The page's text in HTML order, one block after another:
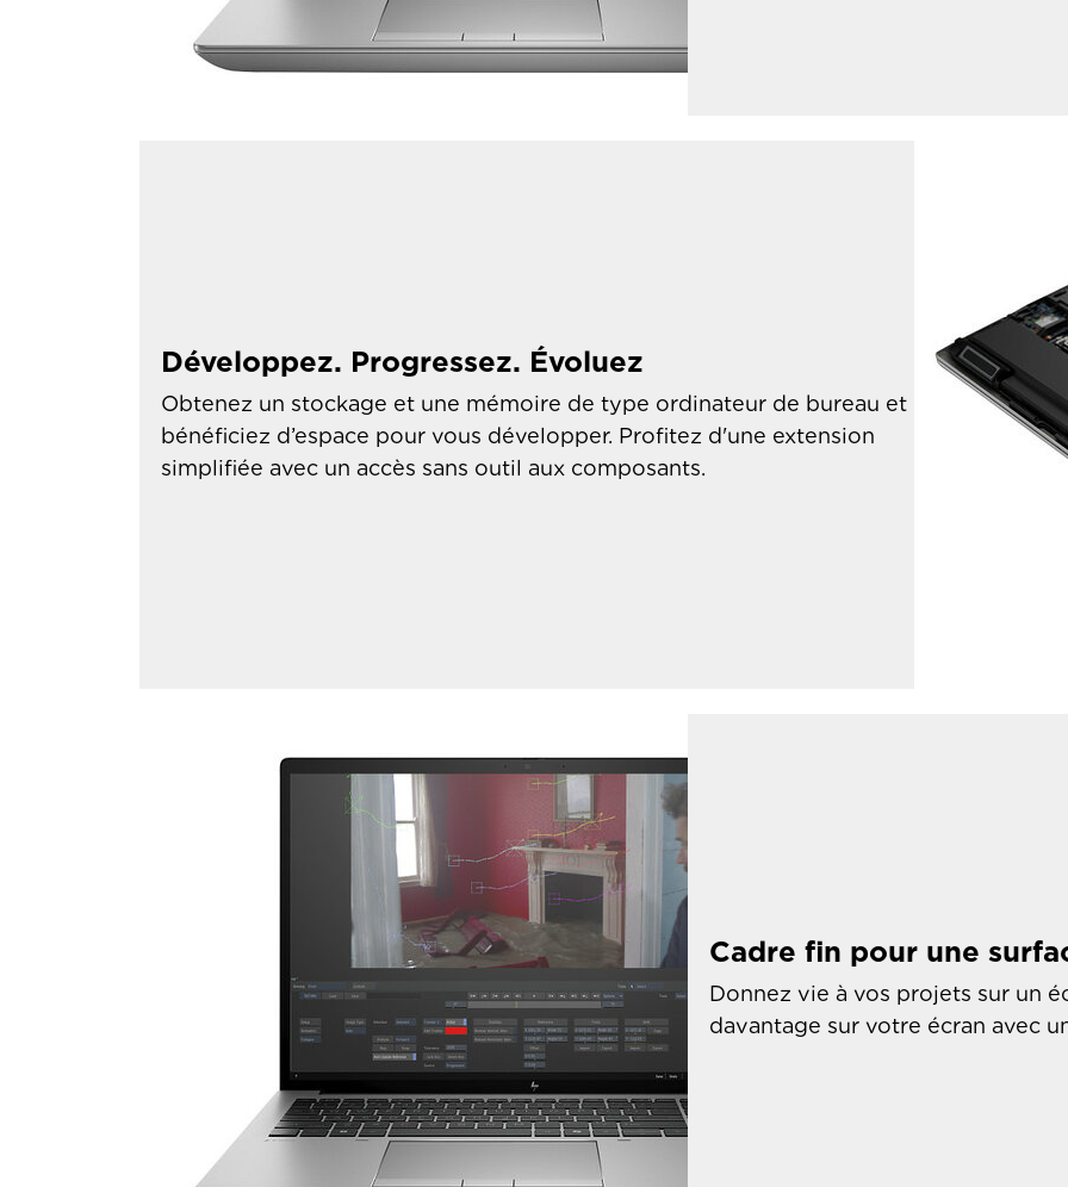
Développez. Progressez. Évoluez
Obtenez un stockage et une mémoire de type ordinateur de bureau et
bénéficiez d’espace pour vous développer. Profitez d'une extension
simplifiée avec un accès sans outil aux composants.
Cadre fin pour une
Donnez vie à vos projets sur un
davantage sur votre écran avec